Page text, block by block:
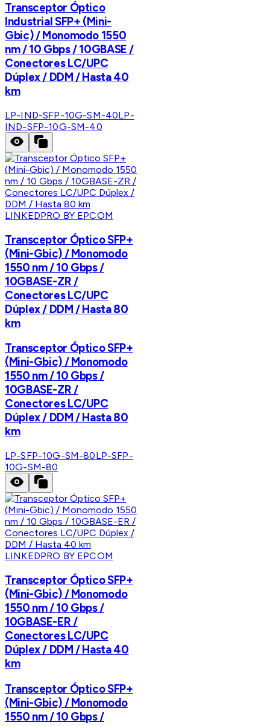
Transceptor Óptico
Industrial SFP+ (Mini-
Gbic) / Monomodo 1550
nm / 10 Gbps / 10GBASE /
Conectores LC/UPC
Dúplex / DDM / Hasta 40
km
LP-IND-SFP-10G-SM-40LP-
IND-SFP-10G-SM-40
LINKEDPRO BY EPCOM
Transceptor Óptico SFP+
(Mini-Gbic) / Monomodo
1550 nm / 10 Gbps /
10GBASE-ZR /
Conectores LC/UPC
Dúplex / DDM / Hasta 80
km
Transceptor Óptico SFP+
(Mini-Gbic) / Monomodo
1550 nm / 10 Gbps /
10GBASE-ZR /
Conectores LC/UPC
Dúplex / DDM / Hasta 80
km
LP-SFP-10G-SM-80LP-SFP-
10G-SM-80
LINKEDPRO BY EPCOM
Transceptor Óptico SFP+
(Mini-Gbic) / Monomodo
1550 nm / 10 Gbps /
10GBASE-ER /
Conectores LC/UPC
Dúplex / DDM / Hasta 40
km
Transceptor Óptico SFP+
(Mini-Gbic) / Monomodo
1550 nm / 10 Gbps /